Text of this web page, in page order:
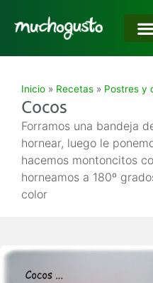
Inicio » Recetas » Postres y
Cocos
Forramos una bandeja
hornear, luego le
hacemos montoncitos
horneamos a 180º
color